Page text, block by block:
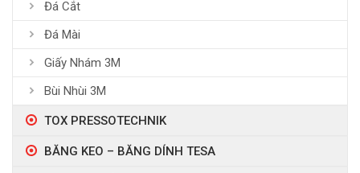
Đá Cắt
Đá Mài
Giấy Nhám 3M
Bùi Nhùi 3M
TOX PRESSOTECHNIK
BĂNG KEO – BĂNG DÍNH TESA